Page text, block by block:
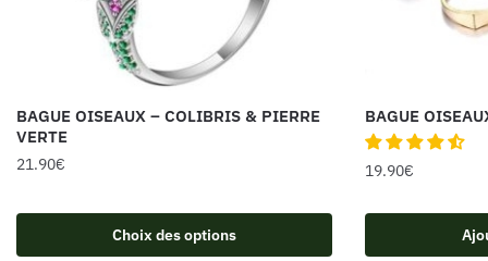
BAGUE OISEAUX – COLIBRIS & PIERRE
VERTE
21.90€
Choix des options
BAGUE
19.90€